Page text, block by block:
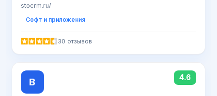
stocrm.ru/
Софт и приложения
30 отзывов
В 4.6